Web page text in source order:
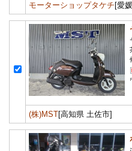
モーターショップタケチ [愛
(株)MST[高知県 土佐市]